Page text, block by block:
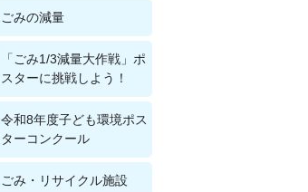
ごみの減量
「ごみ1/3減量大作戦」ポ
スターに挑戦しよう！
令和8年度子ども環境ポス
ターコンクール
ごみ・リサイクル施設